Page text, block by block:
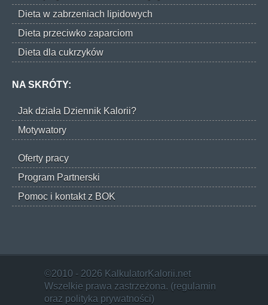
Dieta w zabrzeniach lipidowych
Dieta przeciwko zaparciom
Dieta dla cukrzyków
NA SKRÓTY:
Jak działa Dziennik Kalorii?
Motywatory
Oferty pracy
Program Partnerski
Pomoc i kontakt z BOK
©2010 - 2026 KalkulatorKalorii.net
Wszelkie prawa zastrzeżona. (regulamin
oraz polityka prywatności)